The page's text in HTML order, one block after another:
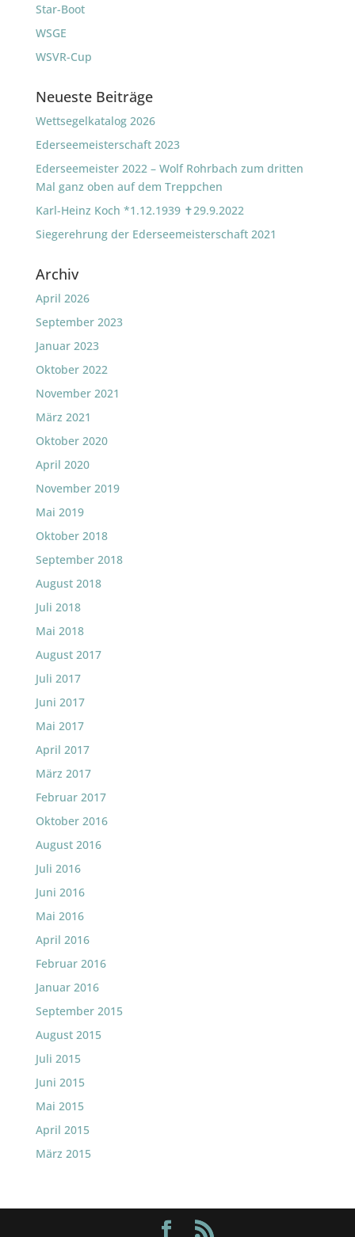
Star-Boot
WSGE
WSVR-Cup
Neueste Beiträge
Wettsegelkatalog 2026
Ederseemeisterschaft 2023
Ederseemeister 2022 – Wolf Rohrbach zum dritten
Mal ganz oben auf dem Treppchen
Karl-Heinz Koch *1.12.1939 ✝29.9.2022
Siegerehrung der Ederseemeisterschaft 2021
Archiv
April 2026
September 2023
Januar 2023
Oktober 2022
November 2021
März 2021
Oktober 2020
April 2020
November 2019
Mai 2019
Oktober 2018
September 2018
August 2018
Juli 2018
Mai 2018
August 2017
Juli 2017
Juni 2017
Mai 2017
April 2017
März 2017
Februar 2017
Oktober 2016
August 2016
Juli 2016
Juni 2016
Mai 2016
April 2016
Februar 2016
Januar 2016
September 2015
August 2015
Juli 2015
Juni 2015
Mai 2015
April 2015
März 2015